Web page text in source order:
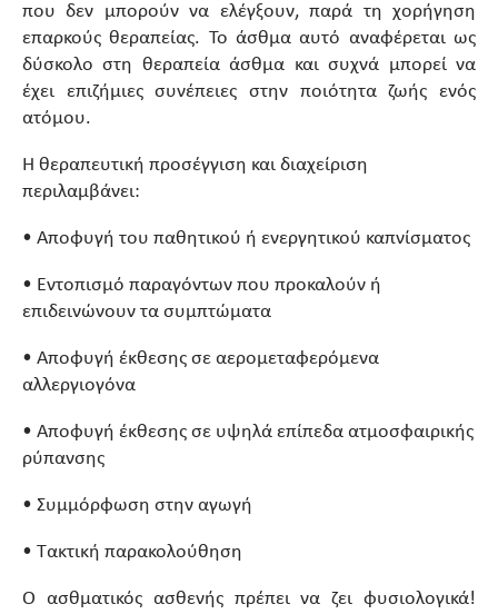
που δεν μπορούν να ελέγξουν, παρά τη χορήγηση
επαρκούς θεραπείας. Το άσθμα αυτό αναφέρεται ως
δύσκολο στη θεραπεία άσθμα και συχνά μπορεί να
έχει επιζήμιες συνέπειες στην ποιότητα ζωής ενός
ατόμου.
Η θεραπευτική προσέγγιση και διαχείριση
περιλαμβάνει:
• Αποφυγή του παθητικού ή ενεργητικού καπνίσματος
• Εντοπισμό παραγόντων που προκαλούν ή
επιδεινώνουν τα συμπτώματα
• Αποφυγή έκθεσης σε αερομεταφερόμενα
αλλεργιογόνα
• Αποφυγή έκθεσης σε υψηλά επίπεδα ατμοσφαιρικής
ρύπανσης
• Συμμόρφωση στην αγωγή
• Τακτική παρακολούθηση
Ο ασθματικός ασθενής πρέπει να ζει φυσιολογικά!